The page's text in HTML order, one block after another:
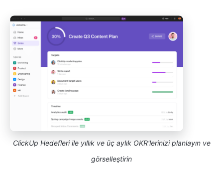
ClickUp Hedefleri ile yıllık ve üç aylık OKR'lerinizi planlayın ve
görselleştirin